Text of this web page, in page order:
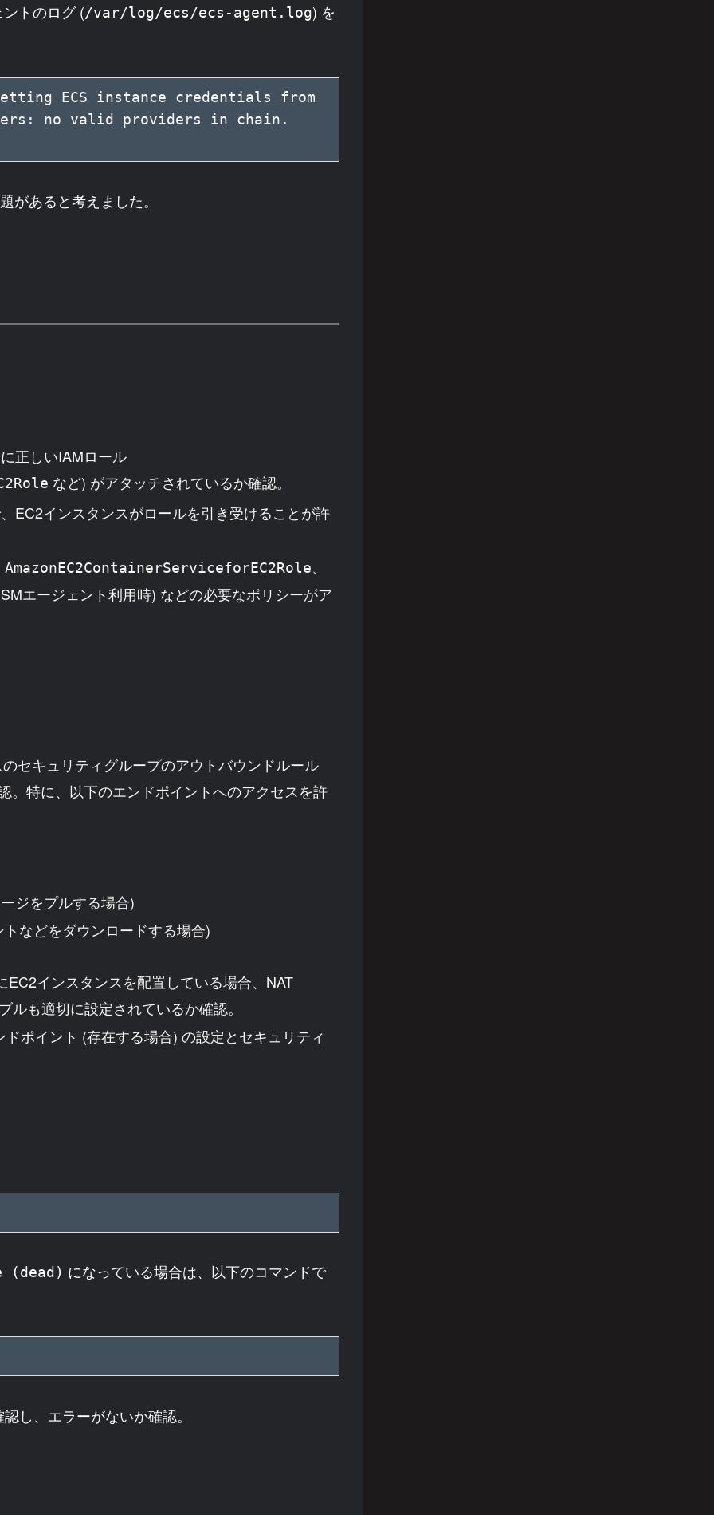
トのログ (/var/log/ecs/ecs-agent.log) を
ECS instance credentials from
no valid providers in chain.
があると考えました。
正しいIAMロール
など) がアタッチされているか確認。
EC2インスタンスがロールを引き受けることが許
AmazonEC2ContainerServiceforEC2Role、
エージェント利用時) などの必要なポリシーがア
セキュリティグループのアウトバウンドルール
。特に、以下のエンドポイントへのアクセスを許
ジをプルする場合)
などをダウンロードする場合)
インスタンスを配置している場合、NAT
も適切に設定されているか確認。
ポイント (存在する場合) の設定とセキュリティ
(dead) になっている場合は、以下のコマンドで
し、エラーがないか確認。